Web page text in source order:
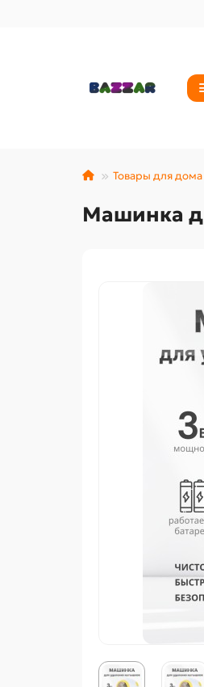
Товары для дома
Машинка